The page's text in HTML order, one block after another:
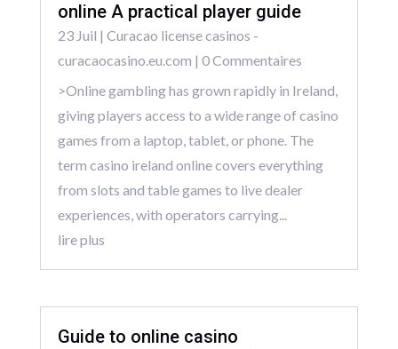
online A practical player guide
23 Juil | Curacao license casinos -
curacaocasino.eu.com | 0 Commentaires
>Online gambling has grown rapidly in Ireland,
giving players access to a wide range of casino
games from a laptop, tablet, or phone. The
term casino ireland online covers everything
from slots and table games to live dealer
experiences, with operators carrying...
lire plus
Guide to online casino